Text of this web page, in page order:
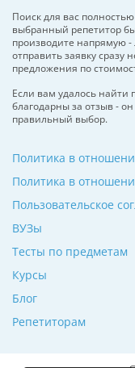
Поиск для вас полностью
выбранный репетитор
производите напрямую
отправить заявку сразу
предложения по
Если вам удалось найти
благодарны за отзыв -
правильный выбор.
ВУЗы
Тесты по предметам
Курсы
Блог
Репетиторам
Политика в
Политика в
Пользовательское